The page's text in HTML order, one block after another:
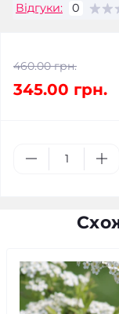
Відгуки: 0
460.00 грн.
345.00 грн.